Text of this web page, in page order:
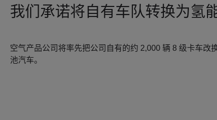
我们承诺将自有车队转换为氢
空气产品公司将率先把公司自有的约 2,000 辆 8 级卡车改
池汽车。